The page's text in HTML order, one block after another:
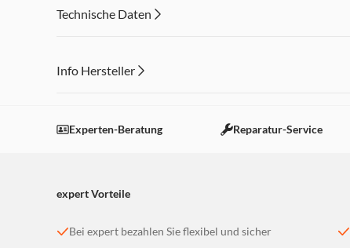
Technische Daten
Info Hersteller
Einstellungen anpassen
Experten-Beratung Reparatur-Service
expert Vorteile
Bei expert bezahlen Sie flexibel und sicher